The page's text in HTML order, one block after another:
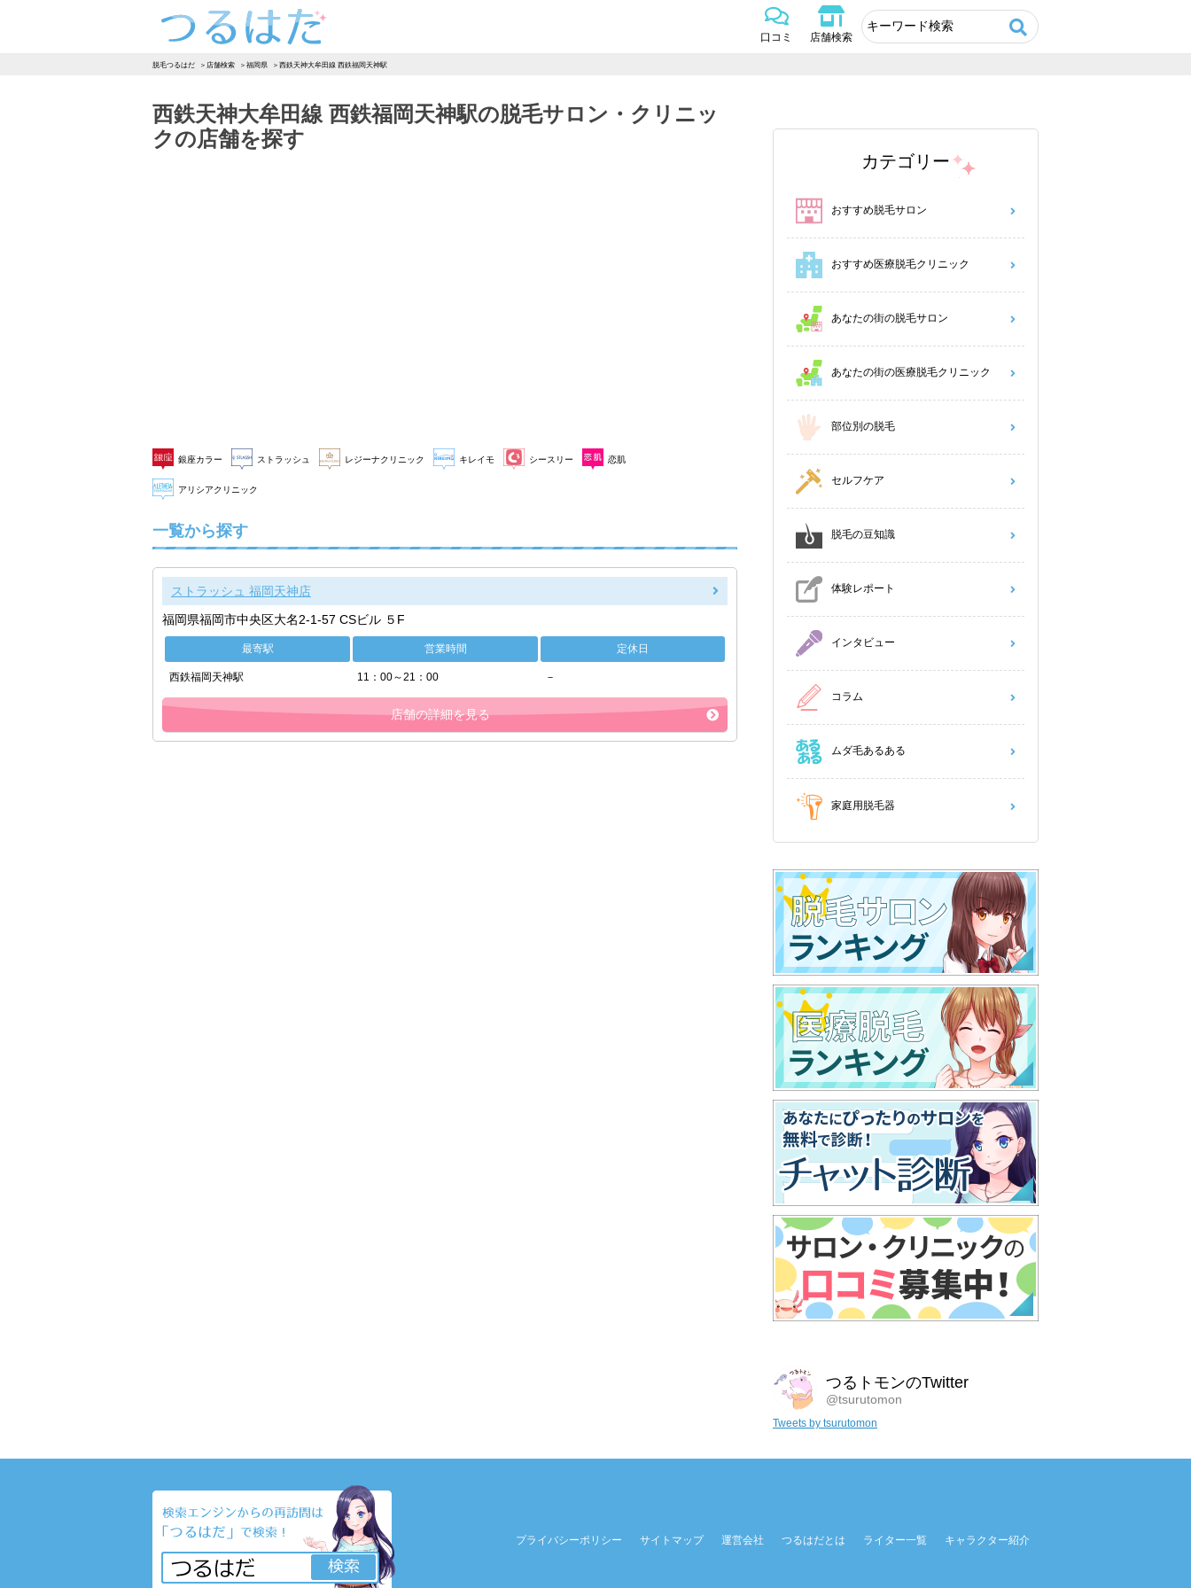
口コミ 店舗検索
脱毛つるはだ 店舗検索 福岡県 西鉄天神大牟田線 西鉄福岡天神駅
西鉄天神大牟田線 西鉄福岡天神駅の脱毛サロン・クリニッ
クの店舗を探す
銀座カラー ストラッシュ レジーナクリニック キレイモ シースリー 恋肌
アリシアクリニック
一覧から探す
ストラッシュ 福岡天神店
福岡県福岡市中央区大名2-1-57 CSビル ５F
最寄駅 営業時間 定休日
西鉄福岡天神駅 11：00～21：00 －
店舗の詳細を見る
カテゴリー
おすすめ脱毛サロン
おすすめ医療脱毛クリニック
あなたの街の脱毛サロン
あなたの街の医療脱毛クリニック
部位別の脱毛
セルフケア
脱毛の豆知識
体験レポート
インタビュー
コラム
ムダ毛あるある
家庭用脱毛器
つるトモンのTwitter
@tsurutomon
Tweets by tsurutomon
プライバシーポリシー サイトマップ 運営会社 つるはだとは ライター一覧 キャラクター紹介